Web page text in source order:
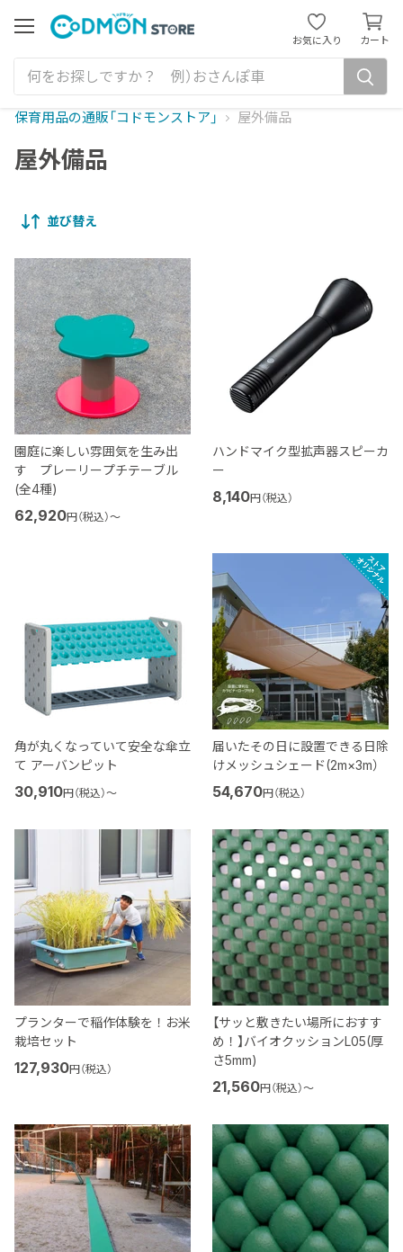
ュ
ー
お気に入り カート
カ
ー
ト
見
保育用品の通販「コドモンストア」 屋外備品
屋外備品
並び替え
園庭に楽しい雰囲気を生み出
す プレーリープチテーブル
(全4種)
62,920円（税込）〜
ハンドマイク型拡声器スピーカ
ー
8,140円（税込）
角が丸くなっていて安全な傘立
て アーバンピット
30,910円（税込）〜
届いたその日に設置できる日除
けメッシュシェード(2m×3m）
54,670円（税込）
プランターで稲作体験を！お米
栽培セット
127,930円（税込）
【サッと敷きたい場所におすす
め！】バイオクッションL05(厚
さ5mm)
21,560円（税込）〜